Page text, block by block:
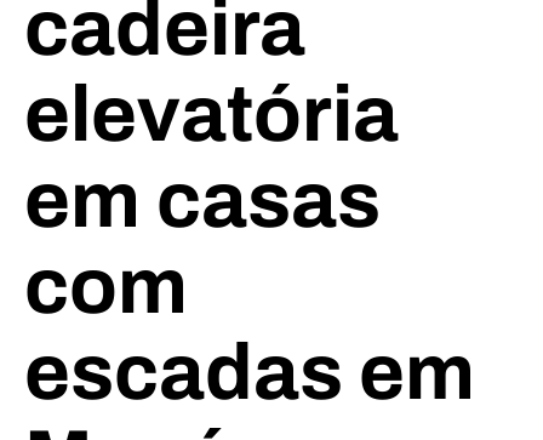
cadeira
elevatória
em casas
com
escadas em